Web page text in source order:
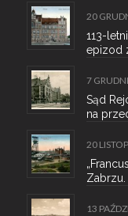
20
113-
epizod
7
Sąd
na
20
Zabrzu.
13